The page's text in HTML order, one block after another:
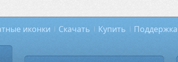
иконки Скачать Купить Поддержка